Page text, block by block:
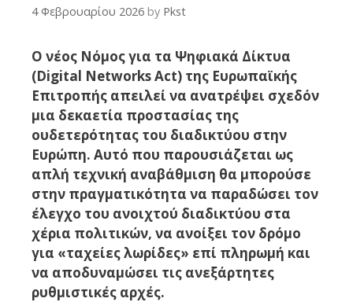
4 Φεβρουαρίου 2026 by Pkst
Ο νέος Νόμος για τα Ψηφιακά Δίκτυα
(Digital Networks Act) της Ευρωπαϊκής
Επιτροπής απειλεί να ανατρέψει σχεδόν
μια δεκαετία προστασίας της
ουδετερότητας του διαδικτύου στην
Ευρώπη. Αυτό που παρουσιάζεται ως
απλή τεχνική αναβάθμιση θα μπορούσε
στην πραγματικότητα να παραδώσει τον
έλεγχο του ανοιχτού διαδικτύου στα
χέρια πολιτικών, να ανοίξει τον δρόμο
για «ταχείες λωρίδες» επί πληρωμή και
να αποδυναμώσει τις ανεξάρτητες
ρυθμιστικές αρχές.